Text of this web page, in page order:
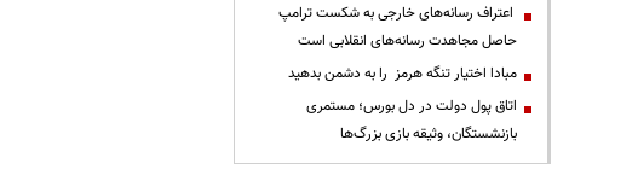
اعتراف رسانه‌های خارجی به شکست ترامپ
حاصل مجاهدت رسانه‌های انقلابی است
مبادا اختیار تنگه هرمز را به دشمن بدهید
اتاق پول دولت در دل بورس؛ مستمری
بازنشستگان، وثیقه بازی بزرگ‌ها